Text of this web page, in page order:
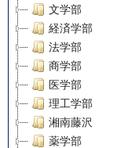
文学部
経済学部
法学部
商学部
医学部
理工学部
湘南藤沢
薬学部